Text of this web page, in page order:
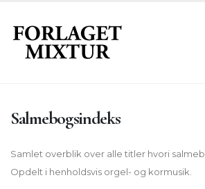
Salmebogsindeks
Samlet overblik over alle titler hvori
Opdelt i henholdsvis orgel- og kormusik.